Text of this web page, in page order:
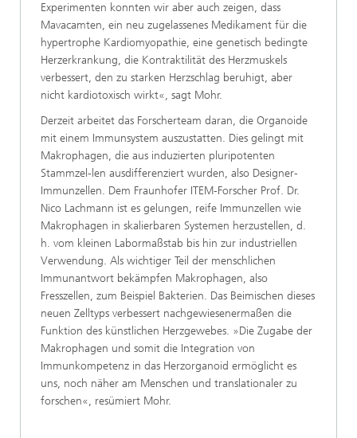
Experimenten konnten wir aber auch zeigen, dass
Mavacamten, ein neu zugelassenes Medikament für die
hypertrophe Kardiomyopathie, eine genetisch bedingte
Herzerkrankung, die Kontraktilität des Herzmuskels
verbessert, den zu starken Herzschlag beruhigt, aber
nicht kardiotoxisch wirkt«, sagt Mohr.
Derzeit arbeitet das Forscherteam daran, die Organoide
mit einem Immunsystem auszustatten. Dies gelingt mit
Makrophagen, die aus induzierten pluripotenten
Stammzel-len ausdifferenziert wurden, also Designer-
Immunzellen. Dem Fraunhofer ITEM-Forscher Prof. Dr.
Nico Lachmann ist es gelungen, reife Immunzellen wie
Makrophagen in skalierbaren Systemen herzustellen, d.
h. vom kleinen Labormaßstab bis hin zur industriellen
Verwendung. Als wichtiger Teil der menschlichen
Immunantwort bekämpfen Makrophagen, also
Fresszellen, zum Beispiel Bakterien. Das Beimischen dieses
neuen Zelltyps verbessert nachgewiesenermaßen die
Funktion des künstlichen Herzgewebes. »Die Zugabe der
Makrophagen und somit die Integration von
Immunkompetenz in das Herzorganoid ermöglicht es
uns, noch näher am Menschen und translationaler zu
forschen«, resümiert Mohr.